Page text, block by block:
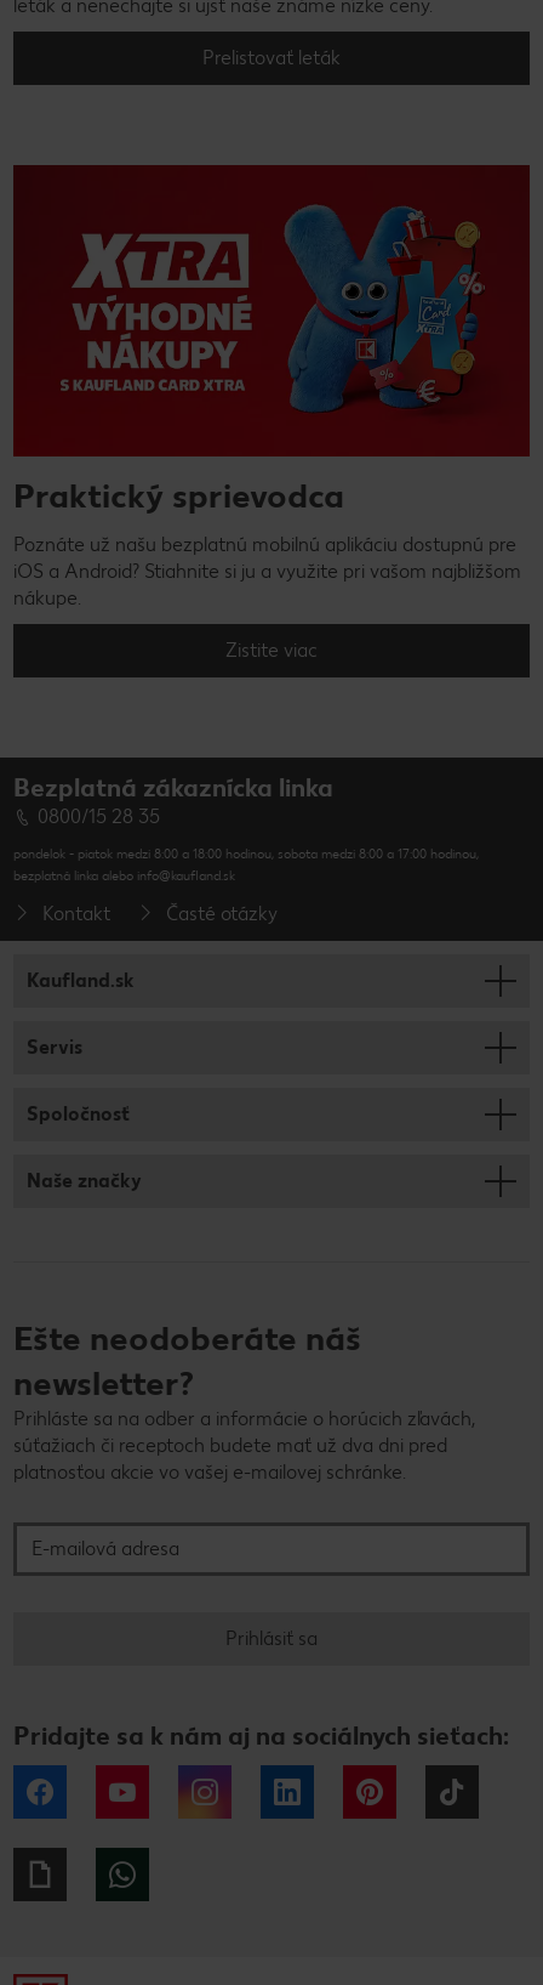
leták a nenechajte si ujsť naše známe nízke ceny.
Prelistovať leták
Praktický sprievodca
Poznáte už našu bezplatnú mobilnú aplikáciu dostupnú pre
iOS a Android? Stiahnite si ju a využite pri vašom najbližšom
nákupe.
Zistite viac
Bezplatná zákaznícka linka
0800/15 28 35
pondelok - piatok medzi 8:00 a 18:00 hodinou, sobota medzi 8:00 a 17:00 hodinou,
bezplatná linka alebo info@kaufland.sk
Kontakt Časté otázky
Kaufland.sk
Servis
Spoločnosť
Naše značky
Ešte neodoberáte náš
newsletter?
Prihláste sa na odber a informácie o horúcich zľavách,
súťažiach či receptoch budete mať už dva dni pred
platnosťou akcie vo vašej e-mailovej schránke.
Prihlásiť sa
Pridajte sa k nám aj na sociálnych sieťach:
Facebook YouTube Instagram LinkedIn Pinterest
Giphy